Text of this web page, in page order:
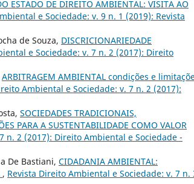
ESTADO DE DIREITO AMBIENTAL: VISITA AO
e Sociedade: v. 9 n. 1 (2019): Revista
de Souza, DISCRICIONARIEDADE
e Sociedade: v. 7 n. 2 (2017): Direito
ARBITRAGEM AMBIENTAL condições e
Ambiental e Sociedade: v. 7 n. 2 (2017):
SOCIEDADES TRADICIONAIS,
PARA A SUSTENTABILIDADE COMO VALOR
n. 2 (2017): Direito Ambiental e Sociedade -
De Bastiani, CIDADANIA AMBIENTAL:
, Revista Direito Ambiental e Sociedade: v. 7 n.